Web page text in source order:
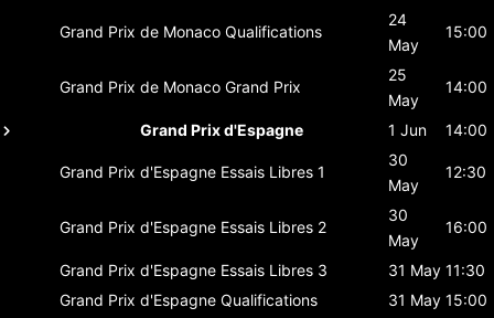
Grand Prix de Monaco Qualifications
24
May
15:00
Grand Prix de Monaco Grand Prix
25
May
14:00
Grand Prix d'Espagne 1 Jun 14:00
Grand Prix d'Espagne Essais Libres 1
30
May
12:30
Grand Prix d'Espagne Essais Libres 2
30
May
16:00
Grand Prix d'Espagne Essais Libres 3 31 May 11:30
Grand Prix d'Espagne Qualifications 31 May 15:00